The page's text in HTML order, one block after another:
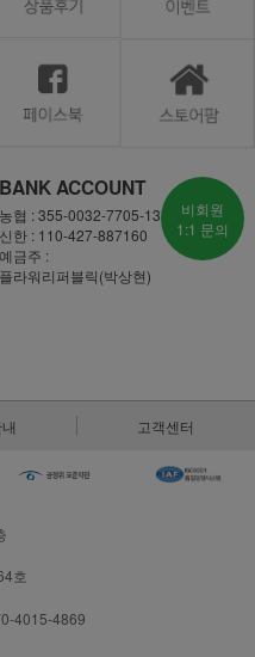
BANK ACCOUNT
농협 : 355-0032-7705-13
신한 : 110-427-887160
예금주 :
플라워리퍼블릭(박상현)
비회원
1:1 문의
고객센터
호
4015-4869